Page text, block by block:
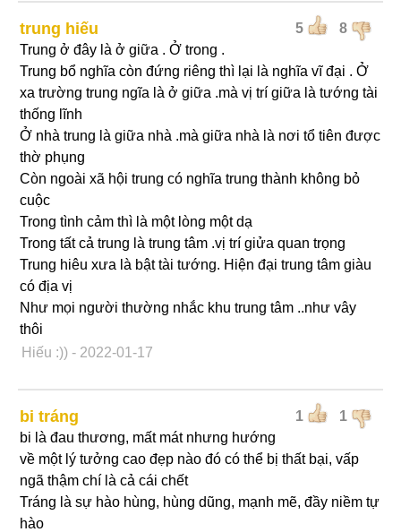
5 8
trung hiếu
Trung ở đây là ở giữa . Ở trong .
Trung bổ nghĩa còn đứng riêng thì lại là nghĩa vĩ đại . Ở
xa trường trung ngĩa là ở giữa .mà vị trí giữa là tướng tài
thống lĩnh
Ở nhà trung là giữa nhà .mà giữa nhà là nơi tổ tiên được
thờ phụng
Còn ngoài xã hội trung có nghĩa trung thành không bỏ
cuộc
Trong tình cảm thì là một lòng một dạ
Trong tất cả trung là trung tâm .vị trí giửa quan trọng
Trung hiêu xưa là bật tài tướng. Hiện đại trung tâm giàu
có địa vị
Như mọi người thường nhắc khu trung tâm ..như vây
thôi
Hiếu :)) - 2022-01-17
1 1
bi tráng
bi là đau thương, mất mát nhưng hướng
về một lý tưởng cao đẹp nào đó có thể bị thất bại, vấp
ngã thậm chí là cả cái chết
Tráng là sự hào hùng, hùng dũng, mạnh mẽ, đầy niềm tự
hào